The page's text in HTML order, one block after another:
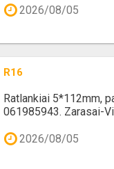
2026/08/05
R16
Ratlankiai 5*112mm,
061985943. Zarasai-
2026/08/05